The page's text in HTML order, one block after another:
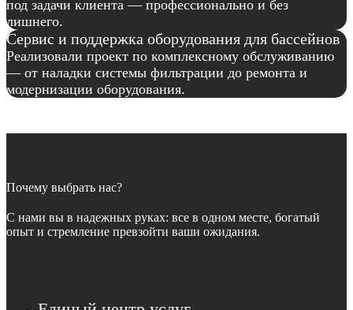
под задачи клиента — профессионально и без
лишнего.
Сервис и поддержка оборудования для бассейнов
Реализовали проект по комплексному обслуживанию
— от наладки системы фильтрации до ремонта и
модернизации оборудования.
Почему выбрать нас?
С нами вы в надежных руках: все в одном месте, богатый
опыт и стремление превзойти ваши ожидания.